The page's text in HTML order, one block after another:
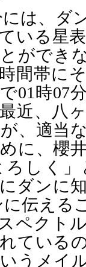
には、ダ
いる星
とがで
間帯に
01時07
近、八
、適当
に、櫻
ろしく
ダンに
伝える
ペクト
ている
うメイ